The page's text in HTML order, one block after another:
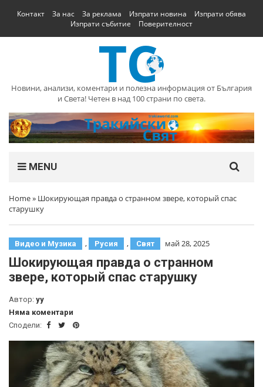
Контакт За нас За реклама Изпрати новина
Изпрати обява
Изпрати събитие
Поверителност
Новини, анализи, коментари и полезна информация от България
и Света! Четен в над 100 страни по света.
MENU
Home» Шокирующая правда о странном звере, который спас
старушку
Видео и Музика , Русия , Свят май 28, 2025
Шокирующая правда о странном
звере, который спас старушку
Автор: yy
Няма коментари
Сподели: